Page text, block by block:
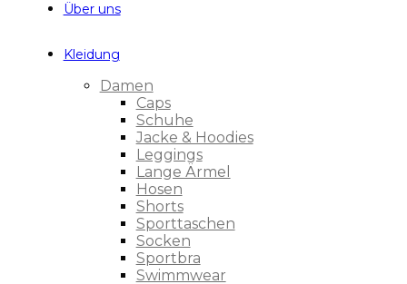
Über uns
Kleidung
Damen
Caps
Schuhe
Jacke & Hoodies
Leggings
Lange Ärmel
Hosen
Shorts
Sporttaschen
Socken
Sportbra
Swimmwear